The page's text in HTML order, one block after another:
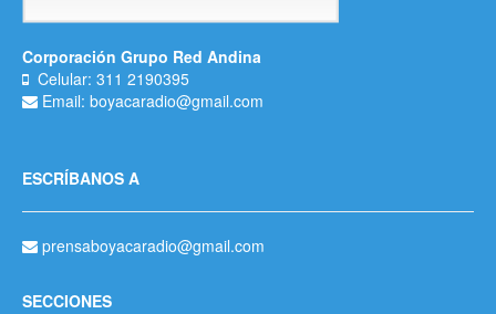
Corporación Grupo Red Andina
Celular: 311 2190395
Email: boyacaradio@gmail.com
ESCRÍBANOS A
prensaboyacaradio@gmail.com
SECCIONES